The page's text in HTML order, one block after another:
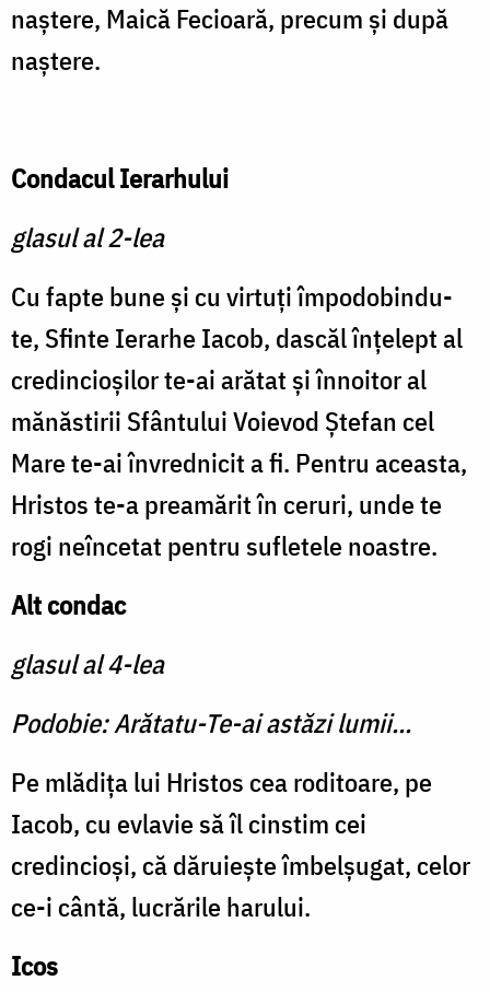
naștere, Maică Fecioară, precum şi după
naştere.
Condacul Ierarhului
glasul al 2-lea
Cu fapte bune şi cu virtuţi împodobindu-
te, Sfinte Ierar­he Iacob, dascăl înţelept al
cre­dincioşilor te-ai arătat şi înno­itor al
mănăstirii Sfântului Voievod Ştefan cel
Mare te-ai învrednicit a fi. Pentru aceasta,
Hristos te-a preamărit în ceruri, unde te
rogi neîncetat pentru sufletele noastre.
Alt condac
glasul al 4-lea
Podobie: Arătatu-Te-ai astăzi lumii...
Pe mlădița lui Hristos cea roditoare, pe
Iacob, cu evlavie să îl cinstim cei
credincioşi, că dăruieşte îmbelşugat, celor
ce-i cântă, lucrările harului.
Icos